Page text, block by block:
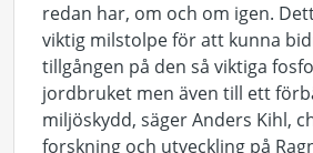
redan har, om och om igen.
viktig milstolpe för att kunna
tillgången på den så viktiga
jordbruket men även till ett
miljöskydd, säger Anders Kihl,
forskning och utveckling på